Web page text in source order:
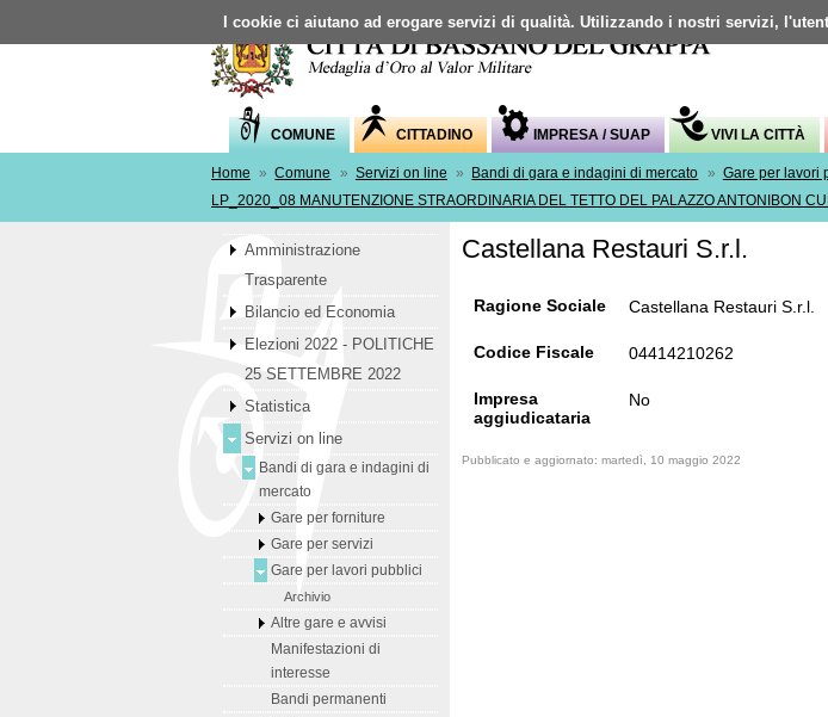
COMUNE CITTADINO IMPRESA / SUAP VIVI LA CITTÀ
Home » Comune » Servizi on line » Bandi di gara e indagini di mercato » Gare per lavori
LP_2020_08 MANUTENZIONE STRAORDINARIA DEL TETTO DEL PALAZZO ANTONIBON
Amministrazione
Trasparente
Bilancio ed Economia
Elezioni 2022 - POLITICHE
25 SETTEMBRE 2022
Statistica
Servizi on line
Bandi di gara e indagini di
mercato
Gare per forniture
Gare per servizi
Gare per lavori pubblici
Archivio
Altre gare e avvisi
Manifestazioni di
interesse
Bandi permanenti
Castellana Restauri S.r.l.
Ragione Sociale Castellana Restauri S.r.l.
Codice Fiscale 04414210262
Impresa
aggiudicataria
No
Pubblicato e aggiornato: martedì, 10 maggio 2022
I cookie ci aiutano ad erogare servizi di qualità. Utilizzando i nostri servizi,